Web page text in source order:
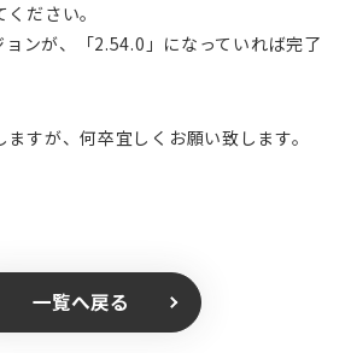
ださい。
ンが、「2.54.0」になっていれば完了
すが、何卒宜しくお願い致します。
一覧へ戻る